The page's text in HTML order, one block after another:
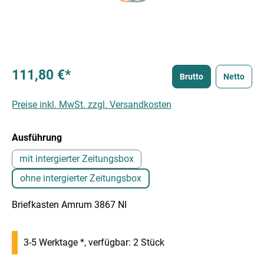
111,80 €* Brutto Netto
Preise inkl. MwSt. zzgl. Versandkosten
Ausführungauswählen
mit intergierter Zeitungsbox
ohne intergierter Zeitungsbox
Briefkasten Amrum 3867 NI
3-5 Werktage *, verfügbar: 2 Stück